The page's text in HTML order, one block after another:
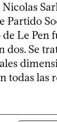
Partido
Le Pen
dos. Se
todas las